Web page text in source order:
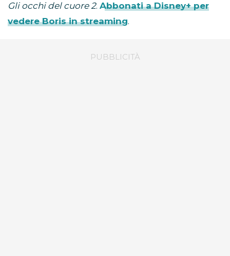
Gli occhi del cuore 2. Abbonati a Disney+ per
vedere Boris in streaming.